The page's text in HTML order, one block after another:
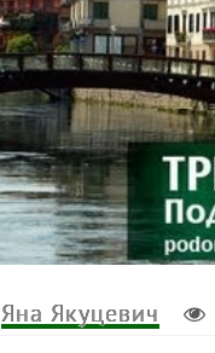
Яна Якуцевич